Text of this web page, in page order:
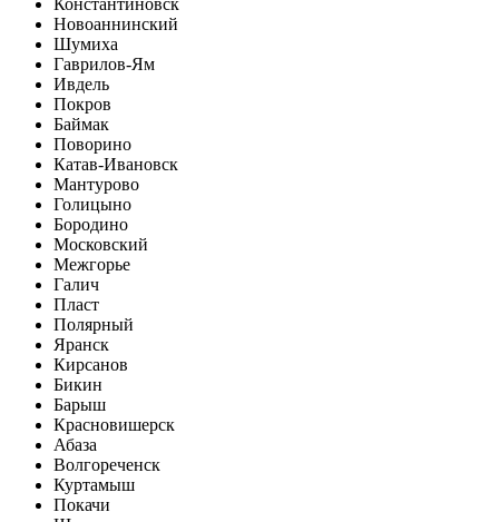
Константиновск
Новоаннинский
Шумиха
Гаврилов-Ям
Ивдель
Покров
Баймак
Поворино
Катав-Ивановск
Мантурово
Голицыно
Бородино
Московский
Межгорье
Галич
Пласт
Полярный
Яранск
Кирсанов
Бикин
Барыш
Красновишерск
Абаза
Волгореченск
Куртамыш
Покачи